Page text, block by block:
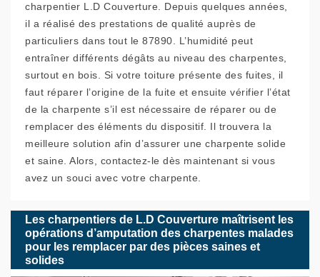
charpentier L.D Couverture. Depuis quelques années,
il a réalisé des prestations de qualité auprès de
particuliers dans tout le 87890. L’humidité peut
entraîner différents dégâts au niveau des charpentes,
surtout en bois. Si votre toiture présente des fuites, il
faut réparer l’origine de la fuite et ensuite vérifier l’état
de la charpente s’il est nécessaire de réparer ou de
remplacer des éléments du dispositif. Il trouvera la
meilleure solution afin d’assurer une charpente solide
et saine. Alors, contactez-le dès maintenant si vous
avez un souci avec votre charpente.
Les charpentiers de L.D Couverture maîtrisent les
opérations d’amputation des charpentes malades
pour les remplacer par des pièces saines et
solides